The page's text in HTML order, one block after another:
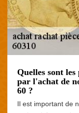
Quelles sont les
par l'achat de
60 ?
Il est important de